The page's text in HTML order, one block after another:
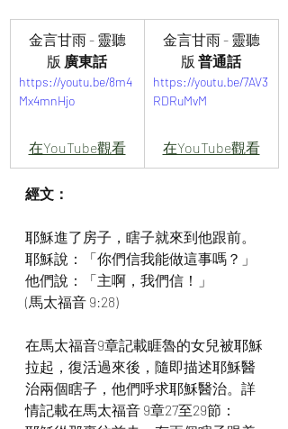
金言甘雨 - 靈聽
版 廣東話
https://youtu.be/8m4
Mx4mnHjo
在YouTube觀看
金言甘雨 - 靈聽
版 普通話
https://youtu.be/7AV3
RDRuMvM
在YouTube觀看
經文：
耶穌進了房子，瞎子就來到他跟前。
耶穌說：「你們信我能做這事嗎？」
他們說：「主啊，我們信！」
(馬太福音 9:28)
在馬太福音9章記載睚魯的女兒被耶穌
拉起，復活過來後，隨即描述耶穌醫
治兩個瞎子，他們呼求耶穌醫治。詳
情記載在馬太福音 9章27至29節：